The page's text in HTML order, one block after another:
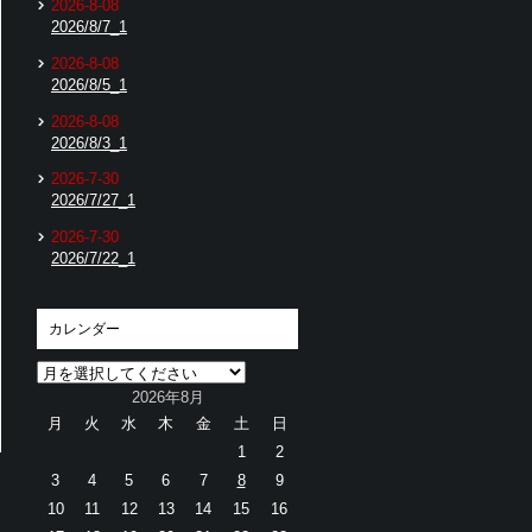
2026-8-08
2026/8/7_1
2026-8-08
2026/8/5_1
2026-8-08
2026/8/3_1
2026-7-30
2026/7/27_1
2026-7-30
2026/7/22_1
カレンダー
2026年8月
月
火 水 木 金 土 日
1
2
3
4 5 6 7 8
9
10
11 12 13 14 15
16